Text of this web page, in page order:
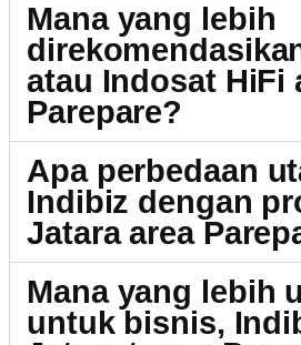
Mana yang lebih
atau Indosat HiFi
Parepare?
Apa perbedaan
Indibiz dengan
Jatara area
Mana yang lebih
untuk bisnis,